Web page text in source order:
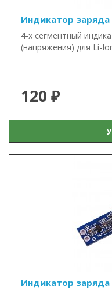
Индикатор заряда
4-х сегментный
(напряжения) для Li-
120 ₽
Индикатор заряда